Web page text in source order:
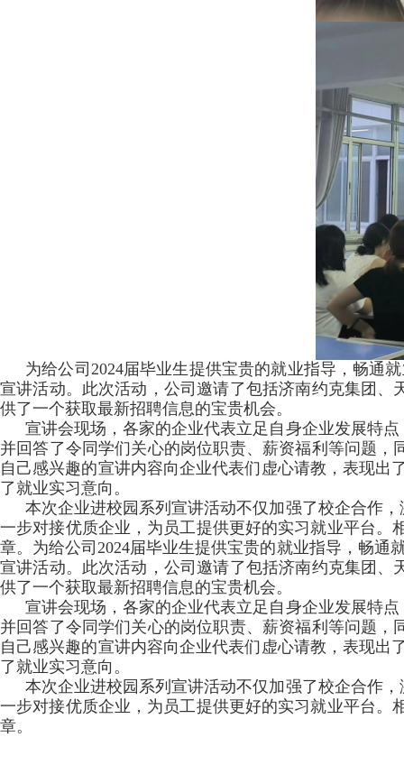
为给公司2024届毕业生提供宝贵的就业指导，畅通
宣讲活动。此次活动，公司邀请了包括济南约克集团
供了一个获取最新招聘信息的宝贵机会。
宣讲会现场，各家的企业代表立足自身企业发展特
并回答了令同学们关心的岗位职责、薪资福利等问题
自己感兴趣的宣讲内容向企业代表们虚心请教，表现出
了就业实习意向。
本次企业进校园系列宣讲活动不仅加强了校企合作
一步对接优质企业，为员工提供更好的实习就业平台
章。为给公司2024届毕业生提供宝贵的就业指导，畅
宣讲活动。此次活动，公司邀请了包括济南约克集团
供了一个获取最新招聘信息的宝贵机会。
宣讲会现场，各家的企业代表立足自身企业发展特
并回答了令同学们关心的岗位职责、薪资福利等问题
自己感兴趣的宣讲内容向企业代表们虚心请教，表现出
了就业实习意向。
本次企业进校园系列宣讲活动不仅加强了校企合作
一步对接优质企业，为员工提供更好的实习就业平台
章。